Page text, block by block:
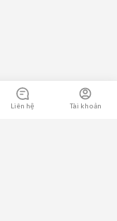
Liên hệ Tài khoản